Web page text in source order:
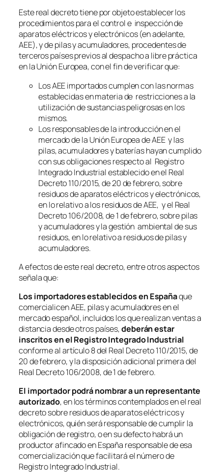
Este real decreto tiene por objeto establecer los
procedimientos para el control e inspección de
aparatos eléctricos y electrónicos (en adelante,
AEE), y de pilas y acumuladores, procedentes de
terceros países previos al despacho a libre práctica
en la Unión Europea, con el fin de verificar que:
Los AEE importados cumplen con las normas
establecidas en materia de restricciones a la
utilización de sustancias peligrosas en los
mismos.
Los responsables de la introducción en el
mercado de la Unión Europea de AEE y las
pilas, acumuladores y baterías hayan cumplido
con sus obligaciones respecto al Registro
Integrado Industrial establecido en el Real
Decreto 110/2015, de 20 de febrero, sobre
residuos de aparatos eléctricos y electrónicos,
en lo relativo a los residuos de AEE, y el Real
Decreto 106/2008, de 1 de febrero, sobre pilas
y acumuladores y la gestión ambiental de sus
residuos, en lo relativo a residuos de pilas y
acumuladores.
A efectos de este real decreto, entre otros aspectos
señala que:
Los importadores establecidos en Españaque
comercialicen AEE, pilas y acumuladores en el
mercado español, incluidos los que realizan ventas a
distancia desde otros países,deberán estar
inscritos en el Registro Integrado Industrial
conforme al artículo 8 del Real Decreto 110/2015, de
20 de febrero, y la disposición adicional primera del
Real Decreto 106/2008, de 1 de febrero.
El importador podrá nombrar a un representante
autorizado, en los términos contemplados en el real
decreto sobre residuos de aparatos eléctricos y
electrónicos, quién será responsable de cumplir la
obligación de registro, o en su defecto habrá un
productor afincado en España responsable de esa
comercialización que facilitará el número de
Registro Integrado Industrial.